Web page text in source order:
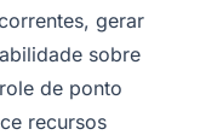
gerar
sobre
de ponto
recursos